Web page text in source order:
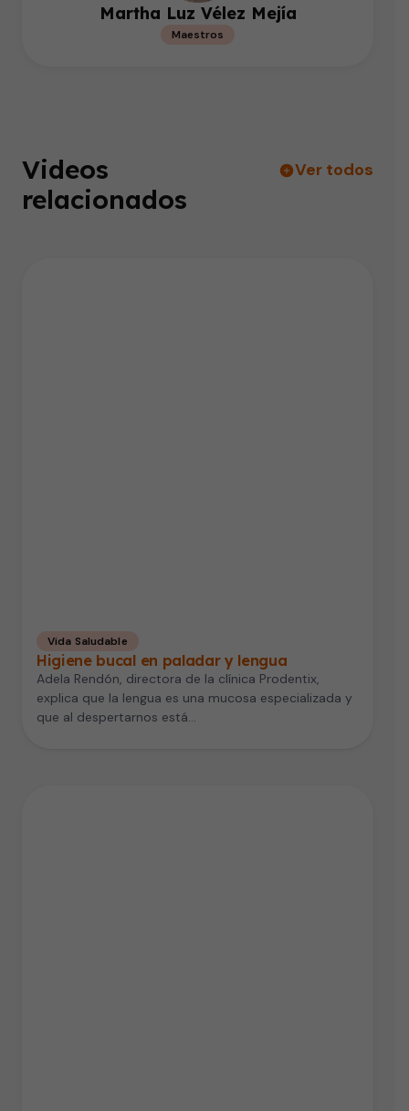
Martha Luz Vélez Mejía
Maestros
Videos
relacionados
Ver todos
Vida Saludable
Higiene bucal en paladar y lengua
Adela Rendón, directora de la clínica Prodentix,
explica que la lengua es una mucosa especializada y
que al despertarnos está…